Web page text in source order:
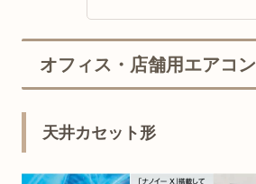
オフィス・店舗用エアコン
天井カセット形